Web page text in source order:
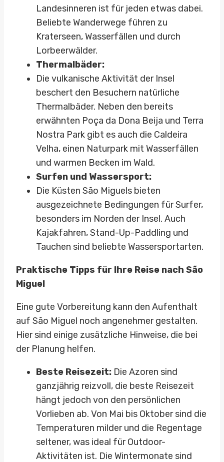
Landesinneren ist für jeden etwas dabei.
Beliebte Wanderwege führen zu
Kraterseen, Wasserfällen und durch
Lorbeerwälder.
Thermalbäder:
Die vulkanische Aktivität der Insel
beschert den Besuchern natürliche
Thermalbäder. Neben den bereits
erwähnten Poça da Dona Beija und Terra
Nostra Park gibt es auch die Caldeira
Velha, einen Naturpark mit Wasserfällen
und warmen Becken im Wald.
Surfen und Wassersport:
Die Küsten São Miguels bieten
ausgezeichnete Bedingungen für Surfer,
besonders im Norden der Insel. Auch
Kajakfahren, Stand-Up-Paddling und
Tauchen sind beliebte Wassersportarten.
Praktische Tipps für Ihre Reise nach São
Miguel
Eine gute Vorbereitung kann den Aufenthalt
auf São Miguel noch angenehmer gestalten.
Hier sind einige zusätzliche Hinweise, die bei
der Planung helfen.
Beste Reisezeit: Die Azoren sind
ganzjährig reizvoll, die beste Reisezeit
hängt jedoch von den persönlichen
Vorlieben ab. Von Mai bis Oktober sind die
Temperaturen milder und die Regentage
seltener, was ideal für Outdoor-
Aktivitäten ist. Die Wintermonate sind